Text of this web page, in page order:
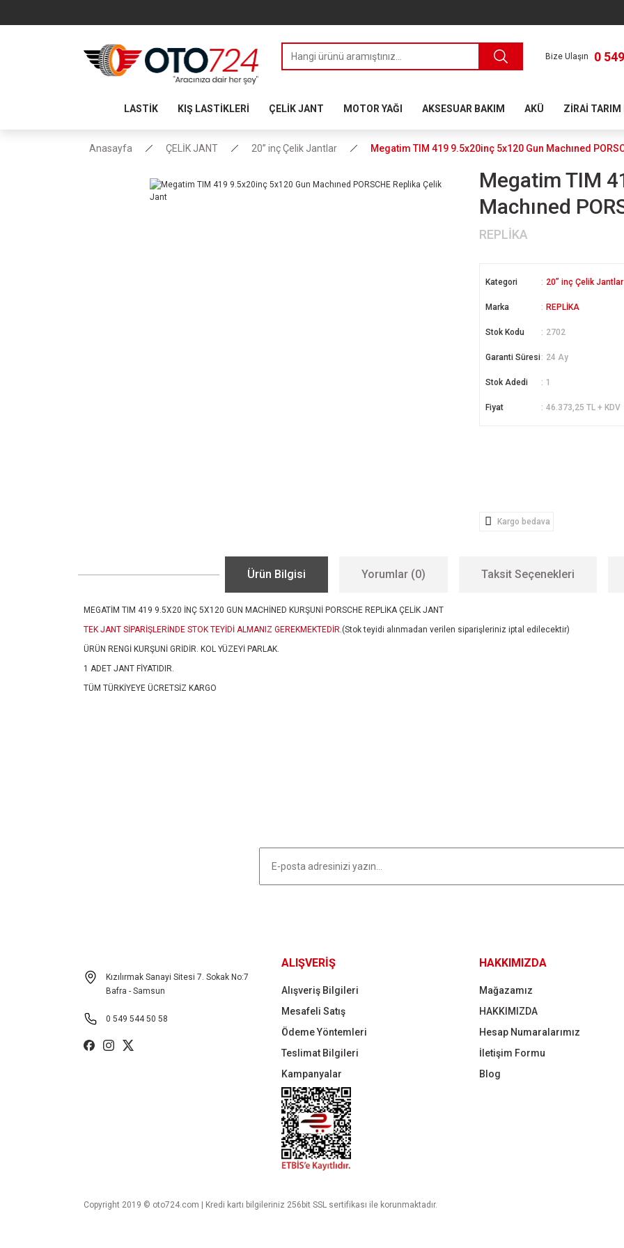
Bize Ulaşın 0
LASTİK KIŞ LASTİKLERİ ÇELİK JANT MOTOR YAĞI AKSESUAR BAKIM AKÜ ZİRAİ TARIM
Anasayfa ÇELİK JANT 20” inç Çelik Jantlar Megatim TIM 419 9.5x20inç 5x120 Gun Machıned
Megatim TIM
Machıned
REPLİKA
Kategori 20” inç Çelik Jantlar
Marka REPLİKA
Stok Kodu 2702
Garanti Süresi 24 Ay
Stok Adedi 1
Fiyat 46.373,25 TL + KDV
Kargo bedava
Ürün Bilgisi Yorumlar (0) Taksit Seçenekleri
MEGATİM TIM 419 9.5X20 İNÇ 5X120 GUN MACHİNED KURŞUNİ PORSCHE REPLİKA ÇELİK JANT
TEK JANT SİPARİŞLERİNDE STOK TEYİDİ ALMANIZ GEREKMEKTEDİR.(Stok teyidi alınmadan verilen siparişleriniz iptal edilecektir)
ÜRÜN RENGİ KURŞUNİ GRİDİR. KOL YÜZEYİ PARLAK.
1 ADET JANT FİYATIDIR.
TÜM TÜRKİYEYE ÜCRETSİZ KARGO
Kızılırmak Sanayi Sitesi 7. Sokak No:7
Bafra - Samsun
0 549 544 50 58
ALIŞVERİŞ
Alışveriş Bilgileri
Mesafeli Satış
Ödeme Yöntemleri
Teslimat Bilgileri
Kampanyalar
HAKKIMIZDA
Mağazamız
HAKKIMIZDA
Hesap Numaralarımız
İletişim Formu
Blog
Copyright 2019 © oto724.com | Kredi kartı bilgileriniz 256bit SSL sertifikası ile korunmaktadır.